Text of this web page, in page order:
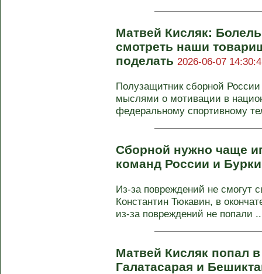
Матвей Кисляк:
смотреть наши
поделать 2026-06-07
Полузащитник сборной
мыслями о мотивации в
федеральному спортивному
Сборной нужно чаще
команд России и
Из-за повреждений не смогут
Константин Тюкавин, в
из-за повреждений не попали
Матвей Кисляк попал
Галатасарая и